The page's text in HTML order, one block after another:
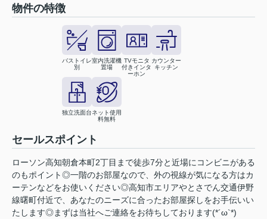
物件の特徴
バストイレ
別
室内洗濯機
置場
TVモニタ
付きインタ
ーホン
カウンター
キッチン
独立洗面台ネット使用
料無料
セールスポイント
ローソン高知朝倉本町2丁目まで徒歩7分と近場にコンビニがある
のもポイント◎一階のお部屋なので、外の視線が気になる方はカ
ーテンなどをお使いください◎高知市エリアやとさでん交通伊野
線曙町付近で、あなたのニーズに合ったお部屋探しをお手伝いい
たします◎まずは当社へご連絡をお待ちしております(*´ω`*)